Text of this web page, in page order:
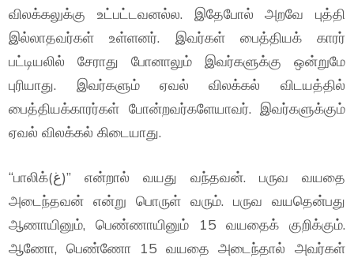
விலக்கலுக்கு உட்பட்டவனல்ல. இதேபோல் அறவே புத்தி
இல்லாதவர்கள் உள்ளனர். இவர்கள் பைத்தியக் காரர்
பட்டியலில் சேராது போனாலும் இவர்களுக்கு ஒன்றுமே
புரியாது. இவர்களும் ஏவல் விலக்கல் விடயத்தில்
பைத்தியக்காரர்கள் போன்றவர்களேயாவர். இவர்களுக்கும்
ஏவல் விலக்கல் கிடையாது.
“பாலிக்(غ)” என்றால் வயது வந்தவன். பருவ வயதை
அடைந்தவன் என்று பொருள் வரும். பருவ வயதென்பது
ஆணாயினும், பெண்ணாயினும் 15 வயதைக் குறிக்கும்.
ஆணோ, பெண்ணோ 15 வயதை அடைந்தால் அவர்கள்